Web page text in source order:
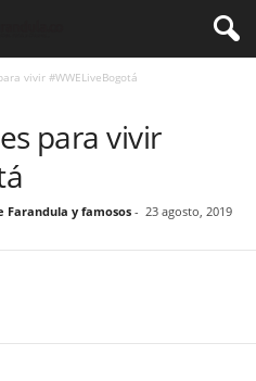
vivir #WWELiveBogotá
para vivir
Farandula y famosos - 23 agosto, 2019